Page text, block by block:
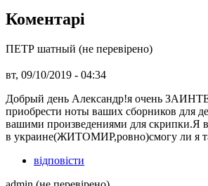
Коментарі
ПЕТР шатный (не перевірено)
вт, 09/10/2019 - 04:34
Добрый день Александр!я очень
приобрести ноты ваших сборников для
вашими произведениями для скрипки.Я в
в украине(ЖИТОМИР,ровно)смогу ли я
відповісти